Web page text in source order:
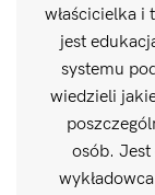
właścicielka i
jest
systemu
wiedzieli
osób. Jest